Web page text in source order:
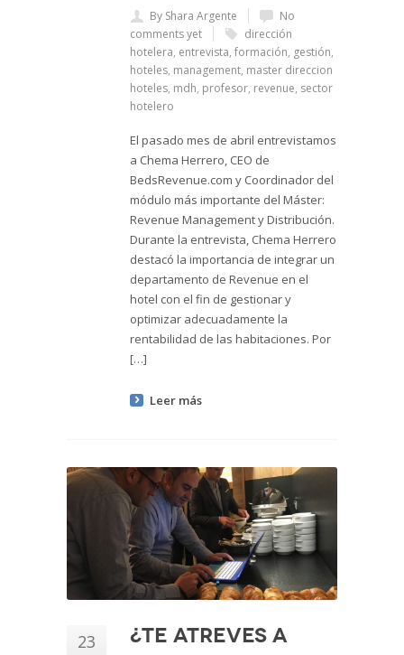
By Shara Argente
No
comments yet
dirección
hotelera, entrevista, formación, gestión,
hoteles, management, master direccion
hoteles, mdh, profesor, revenue, sector
hotelero
El pasado mes de abril entrevistamos
a Chema Herrero, CEO de
BedsRevenue.com y Coordinador del
módulo más importante del Máster:
Revenue Management y Distribución.
Durante la entrevista, Chema Herrero
destacó la importancia de integrar un
departamento de Revenue en el
hotel con el fin de gestionar y
optimizar adecuadamente la
rentabilidad de las habitaciones. Por
[…]
Leer más
23
¿Te atreves a